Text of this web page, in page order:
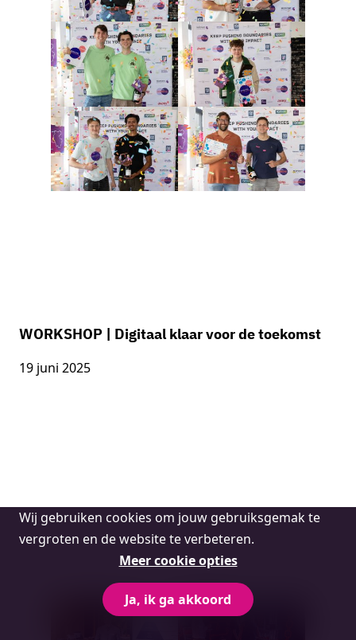
Cookie
melding
Wij gebruiken cookies om jouw gebruiksgemak te
vergroten en de website te verbeteren.
Meer cookie opties
Ja, ik ga akkoord
WORKSHOP | Digitaal klaar voor de toekomst
19 juni 2025